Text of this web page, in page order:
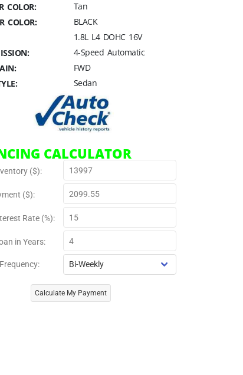
COLOR:
Tan
COLOR:
BLACK
1.8L L4 DOHC 16V
4-Speed Automatic
FWD
Sedan
CALCULATOR
($):
($):
Rate (%):
in Years:
Calculate My Payment